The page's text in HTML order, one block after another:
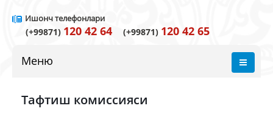
Ишонч телефонлари
(+99871) 120 42 64 (+99871) 120 42 65
Меню
Тафтиш комиссияси